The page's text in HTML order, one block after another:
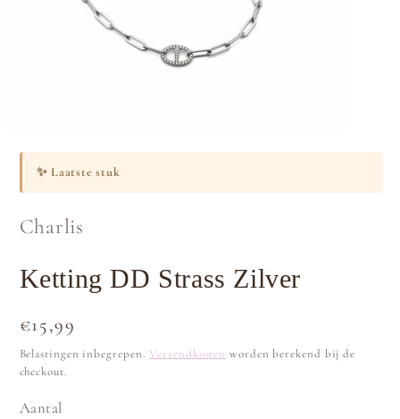
modaal
✨ Laatste stuk
Charlis
Ketting DD Strass Zilver
Normale
prijs
€15,99
Belastingen inbegrepen. Verzendkosten worden berekend bij de
checkout.
Aantal